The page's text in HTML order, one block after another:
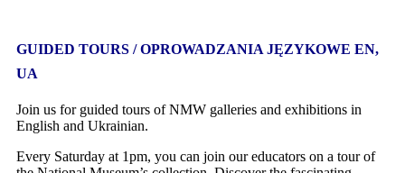
GUIDED TOURS / OPROWADZANIA JĘZYKOWE EN,
UA
Join us for guided tours of NMW galleries and exhibitions in
English and Ukrainian.
Every Saturday at 1pm, you can join our educators on a tour of